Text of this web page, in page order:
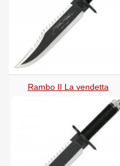
Rambo II La vendetta